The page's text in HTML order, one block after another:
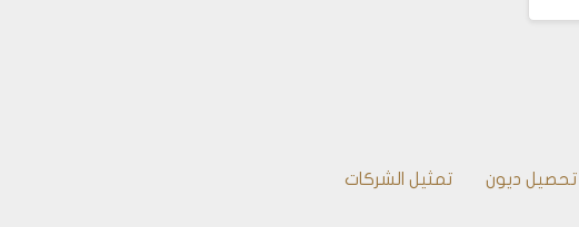
تحصيل ديون تمثيل الشركات